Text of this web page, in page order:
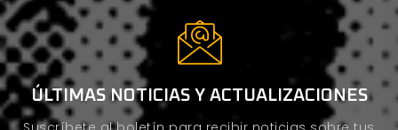
ÚLTIMAS NOTICIAS Y ACTUALIZACIONES